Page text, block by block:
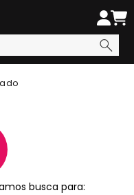
busca para: